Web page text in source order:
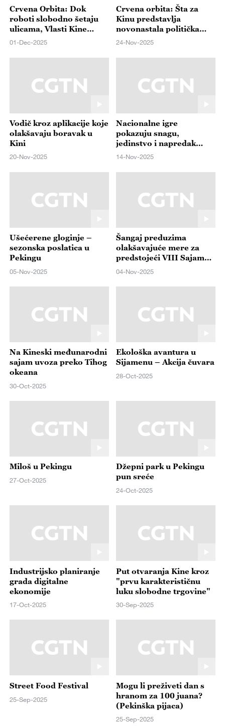
Crvena Orbita: Dok
roboti slobodno šetaju
ulicama, Vlasti Kine
kritikuju tajvanskog
01-Dec-2025
Crvena orbita: Šta za
Kinu predstavlja
novonastala politička
situacija sa Japanom, a
24-Nov-2025
Vodič kroz aplikacije koje
olakšavaju boravak u
Kini
20-Nov-2025
Nacionalne igre
pokazuju snagu,
jedinstvo i napredak
Kine
14-Nov-2025
Ušećerene gloginje –
sezonska poslatica u
Pekingu
05-Nov-2025
Šangaj preduzima
olakšavajuće mere za
predstojeći VIII Sajam
uvoza
04-Nov-2025
Na Kineski međunarodni
sajam uvoza preko Tihog
okeana
30-Oct-2025
Ekološka avantura u
Sijamenu – Akcija čuvara
28-Oct-2025
Miloš u Pekingu
27-Oct-2025
Džepni park u Pekingu
pun sreće
24-Oct-2025
Industrijsko planiranje
grada digitalne
ekonomije
17-Oct-2025
Put otvaranja Kine kroz
"prvu karakterističnu
luku slobodne trgovine"
30-Sep-2025
Street Food Festival
25-Sep-2025
Mogu li preživeti dan s
hranom za 100 juana?
(Pekinška pijaca)
25-Sep-2025